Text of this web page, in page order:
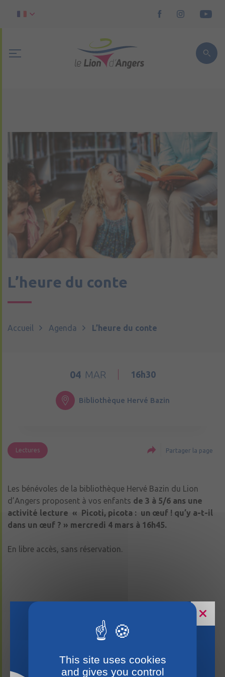
L’heure du conte
Accueil Agenda L’heure du conte
04 MAR 16h30
Bibliothèque Hervé Bazin
Lectures Partager la page
Les bénévoles de la bibliothèque Hervé Bazin du Lion
d’Angers proposent à vos enfants de 3 à 5/6 ans une
activité lecture « Picoti, picota : un œuf ! qu’y a-t-il
dans un œuf ? » mercredi 4 mars à 16h45.
En libre accès, sans réservation.
This site uses cookies
and gives you control